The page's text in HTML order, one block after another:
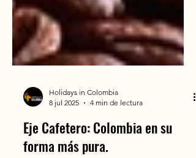
8 jul 2025
4 min de lectura